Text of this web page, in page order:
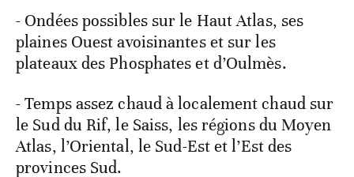
- Ondées possibles sur le Haut Atlas, ses
plaines Ouest avoisinantes et sur les
plateaux des Phosphates et d’Oulmès.
- Temps assez chaud à localement chaud sur
le Sud du Rif, le Saiss, les régions du Moyen
Atlas, l’Oriental, le Sud-Est et l’Est des
provinces Sud.